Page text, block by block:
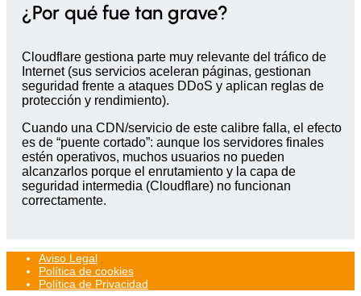
¿Por qué fue tan grave?
Cloudflare gestiona parte muy relevante del tráfico de
Internet (sus servicios aceleran páginas, gestionan
seguridad frente a ataques DDoS y aplican reglas de
protección y rendimiento).
Cuando una CDN/servicio de este calibre falla, el efecto
es de “puente cortado”: aunque los servidores finales
estén operativos, muchos usuarios no pueden
alcanzarlos porque el enrutamiento y la capa de
seguridad intermedia (Cloudflare) no funcionan
correctamente.
Aviso Legal
Política de cookies
Política de Privacidad